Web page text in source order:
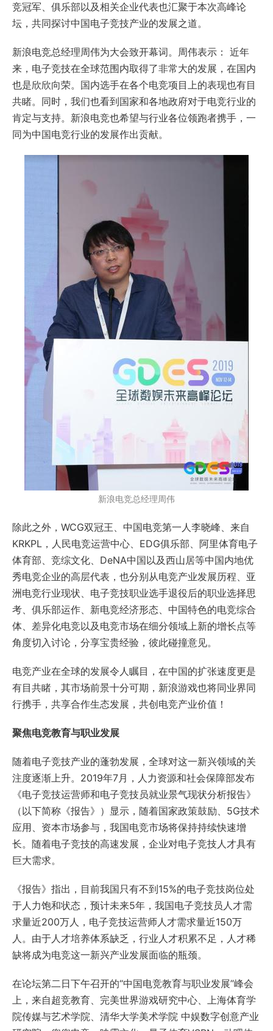
竞冠军、俱乐部以及相关企业代表也汇聚于本次高峰论
坛，共同探讨中国电子竞技产业的发展之道。
新浪电竞总经理周伟为大会致开幕词。周伟表示： 近年
来，电子竞技在全球范围内取得了非常大的发展，在国内
也是欣欣向荣。国内选手在各个电竞项目上的表现也有目
共睹。同时，我们也看到国家和各地政府对于电竞行业的
肯定与支持。新浪电竞也希望与行业各位领跑者携手，一
同为中国电竞行业的发展作出贡献。
新浪电竞总经理周伟
除此之外，WCG双冠王、中国电竞第一人李晓峰、来自
KRKPL，人民电竞运营中心、EDG俱乐部、阿里体育电子
体育部、竞综文化、DeNA中国以及西山居等中国内地优
秀电竞企业的高层代表，也分别从电竞产业发展历程、亚
洲电竞行业现状、电子竞技职业选手退役后的职业选择思
考、俱乐部运作、新电竞经济形态、中国特色的电竞综合
体、差异化电竞以及电竞市场在细分领域上新的增长点等
角度切入讨论，分享宝贵经验，彼此碰撞意见。
电竞产业在全球的发展令人瞩目，在中国的扩张速度更是
有目共睹，其市场前景十分可期，新浪游戏也将同业界同
行携手，共享合作生态发展，共创电竞产业价值！
聚焦电竞教育与职业发展
随着电子竞技产业的蓬勃发展，全球对这一新兴领域的关
注度逐渐上升。2019年7月，人力资源和社会保障部发布
《电子竞技运营师和电子竞技员就业景气现状分析报告》
（以下简称《报告》）显示，随着国家政策鼓励、5G技术
应用、资本市场参与，我国电竞市场将保持持续快速增
长。随着电子竞技的高速发展，企业对电子竞技人才具有
巨大需求。
《报告》指出，目前我国只有不到15%的电子竞技岗位处
于人力饱和状态，预计未来5年，我国电子竞技员人才需
求量近200万人，电子竞技运营师人才需求量近150万
人。由于人才培养体系缺乏，行业人才积累不足，人才稀
缺将成为电竞这一新兴产业发展面临的瓶颈。
在论坛第二日下午召开的“中国电竞教育与职业发展”峰会
上，来自超竞教育、完美世界游戏研究中心、上海体育学
院传媒与艺术学院、清华大学美术学院 中娱数字创意产业